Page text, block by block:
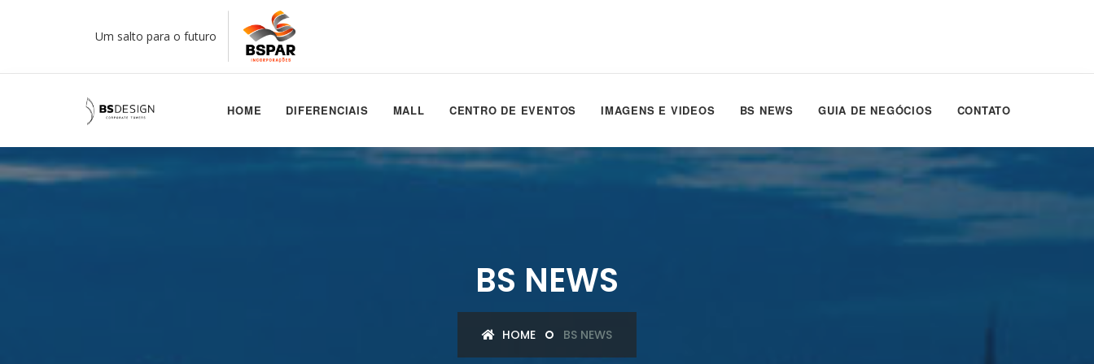
Um salto para o futuro
HOME DIFERENCIAIS MALL CENTRO DE EVENTOS IMAGENS E VIDEOS BS NEWS GUIA DE NEGÓCIOS CONTATO
BS NEWS
HOME BS NEWS